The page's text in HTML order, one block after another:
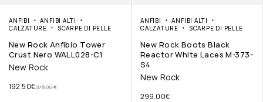
ANFIBI
ANFIBI ALTI
CALZATURE
SCARPE DI PELLE
New Rock Anfibio Tower
Crust Nero WALL028-C1
New Rock
275.00€
192.50€
ANFIBI
ANFIBI ALTI
CALZATURE
SCARPE DI PELLE
New Rock Boots Black
Reactor White Laces M-373-
S4
New Rock
299.00€